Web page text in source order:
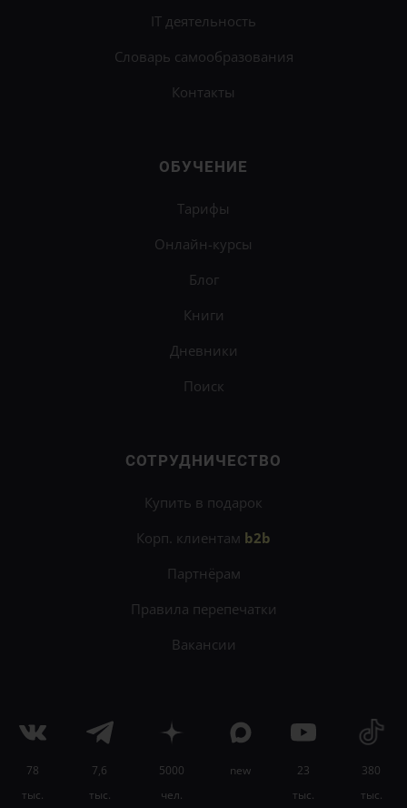
IT деятельность
Словарь самообразования
Контакты
ОБУЧЕНИЕ
Тарифы
Онлайн-курсы
Блог
Книги
Дневники
Поиск
СОТРУДНИЧЕСТВО
Купить в подарок
Корп. клиентам b2b
Партнёрам
Правила перепечатки
Вакансии
78
тыс.
7,6
тыс.
5000
чел.
new
23
тыс.
380
тыс.